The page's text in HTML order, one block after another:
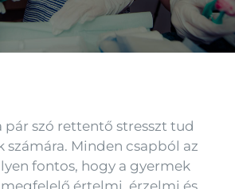
pár szó rettentő stresszt tud
számára. Minden csapból az
fontos, hogy a gyermek
értelmi, érzelmi és